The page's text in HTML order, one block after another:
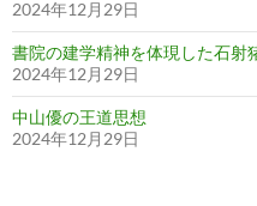
2024年12月29日
書院の建学精神を体現した石射
2024年12月29日
中山優の王道思想
2024年12月29日